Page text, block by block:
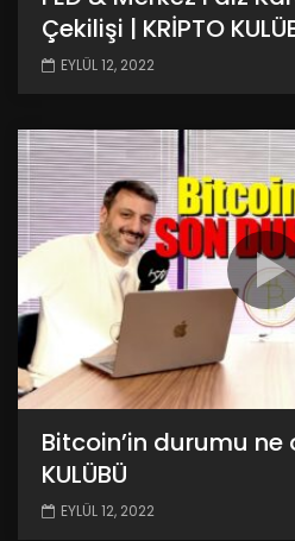
Çekilişi | KRİPTO
EYLÜL 12, 2022
Bitcoin’in durumu ne
KULÜBÜ
EYLÜL 12, 2022